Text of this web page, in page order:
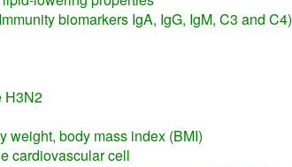
biomarkers IgA, IgG, IgM, C3 and C4)
H3N2
weight, body mass index (BMI)
cardiovascular cell